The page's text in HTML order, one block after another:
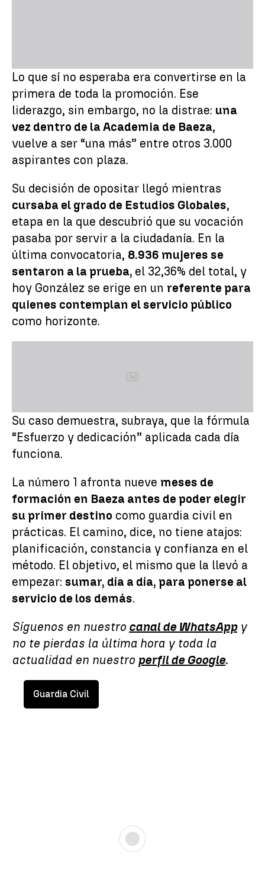
Lo que sí no esperaba era convertirse en la
primera de toda la promoción. Ese
liderazgo, sin embargo, no la distrae: una
vez dentro de la Academia de Baeza,
vuelve a ser “una más” entre otros 3.000
aspirantes con plaza.
Su decisión de opositar llegó mientras
cursaba el grado de Estudios Globales,
etapa en la que descubrió que su vocación
pasaba por servir a la ciudadanía. En la
última convocatoria, 8.936 mujeres se
sentaron a la prueba, el 32,36% del total, y
hoy González se erige en un referente para
quienes contemplan el servicio público
como horizonte.
Ad
Su caso demuestra, subraya, que la fórmula
“Esfuerzo y dedicación” aplicada cada día
funciona.
La número 1 afronta nueve meses de
formación en Baeza antes de poder elegir
su primer destino como guardia civil en
prácticas. El camino, dice, no tiene atajos:
planificación, constancia y confianza en el
método. El objetivo, el mismo que la llevó a
empezar: sumar, día a día, para ponerse al
servicio de los demás.
Síguenos en nuestro canal de WhatsAppy
no te pierdas la última hora y toda la
actualidad en nuestro perfil de Google.
Guardia Civil